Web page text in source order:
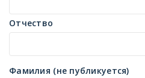
Отчество
Фамилия (не публикуется)